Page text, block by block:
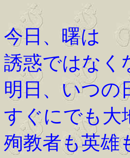
今日、曙は
誘惑ではなく
明日、いつの
すぐにでも大
殉教者も英雄